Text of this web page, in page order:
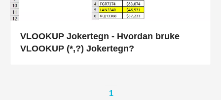
VLOOKUP Jokertegn - Hvordan bruke
VLOOKUP (*,?) Jokertegn?
1